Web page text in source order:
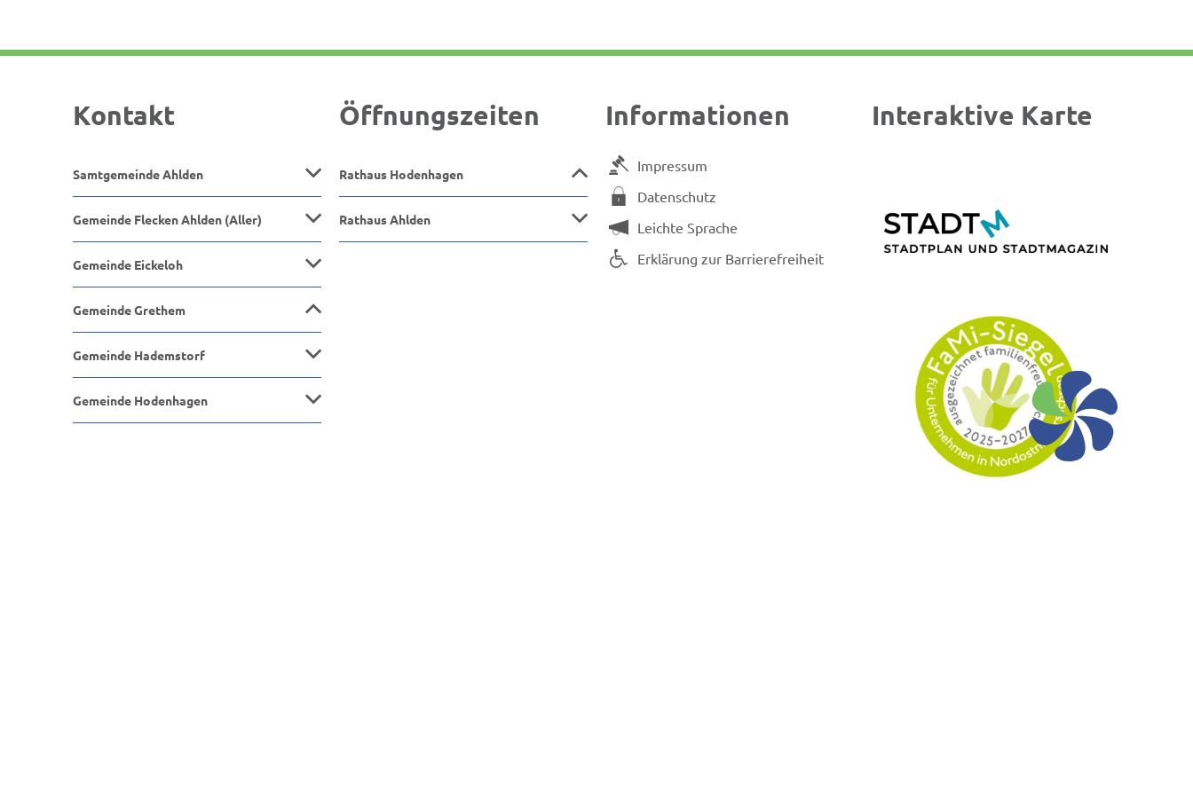
Kontakt
Samtgemeinde Ahlden
Gemeinde Flecken Ahlden (Aller)
Gemeinde Eickeloh
Gemeinde Grethem
Gemeinde Hademstorf
Gemeinde Hodenhagen
Öffnungszeiten
Rathaus Hodenhagen
Rathaus Ahlden
Informationen
Impressum
Datenschutz
Leichte Sprache
Erklärung zur Barrierefreiheit
Interaktive Karte